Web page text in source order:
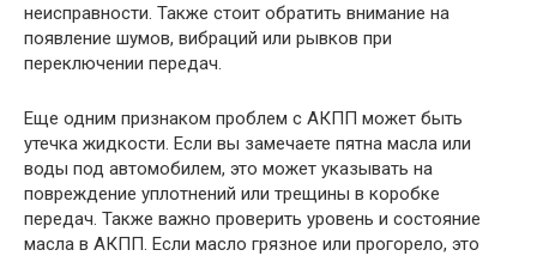
неисправности. Также стоит обратить внимание на
появление шумов, вибраций или рывков при
переключении передач.
Еще одним признаком проблем с АКПП может быть
утечка жидкости. Если вы замечаете пятна масла или
воды под автомобилем, это может указывать на
повреждение уплотнений или трещины в коробке
передач. Также важно проверить уровень и состояние
масла в АКПП. Если масло грязное или прогорело, это